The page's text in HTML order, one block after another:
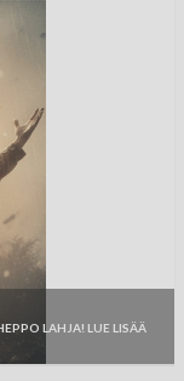
LAHJA! LUE LISÄÄ